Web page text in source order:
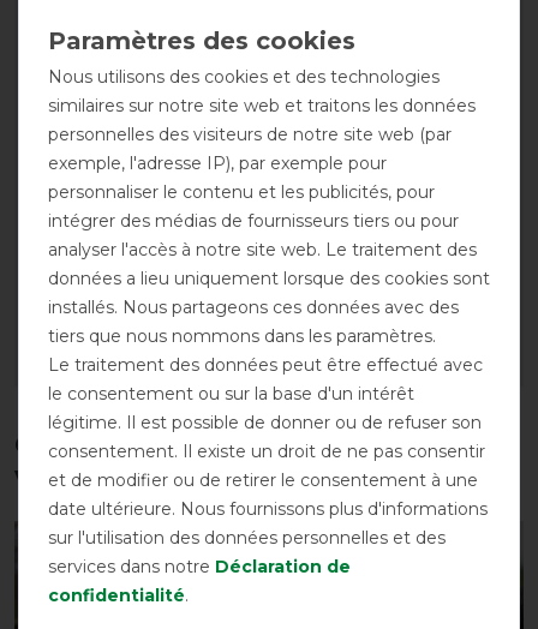
Sangle de couverture
QHP - 1 paire
avant 5,95 €
5,35 € *
LISTE DE SOUHAITS
Sangle de couverture
QHP - 1 paire
avant 5,95 €
5,35 € *
LISTE DE SOUHAITS
Ces produits pourraient également
vous intéresser
-13% -13%
Nous utilisons des cookies et des technologies
similaires sur notre site web et traitons les données
personnelles des visiteurs de notre site web (par
exemple, l'adresse IP), par exemple pour
personnaliser le contenu et les publicités, pour
intégrer des médias de fournisseurs tiers ou pour
analyser l'accès à notre site web. Le traitement des
données a lieu uniquement lorsque des cookies sont
installés. Nous partageons ces données avec des
tiers que nous nommons dans les paramètres.
Le traitement des données peut être effectué avec
le consentement ou sur la base d'un intérêt
légitime. Il est possible de donner ou de refuser son
consentement. Il existe un droit de ne pas consentir
et de modifier ou de retirer le consentement à une
date ultérieure. Nous fournissons plus d'informations
sur l'utilisation des données personnelles et des
services dans notre Déclaration de
confidentialité.